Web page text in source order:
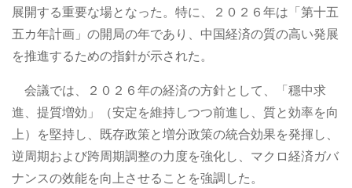
展開する重要な場となった。特に、２０２６年は「第十五
五カ年計画」の開局の年であり、中国経済の質の高い発展
を推進するための指針が示された。
会議では、２０２６年の経済の方針として、「穩中求
進、提質増効」（安定を維持しつつ前進し、質と効率を向
上）を堅持し、既存政策と増分政策の統合効果を発揮し、
逆周期および跨周期調整の力度を強化し、マクロ経済ガバ
ナンスの效能を向上させることを強調した。